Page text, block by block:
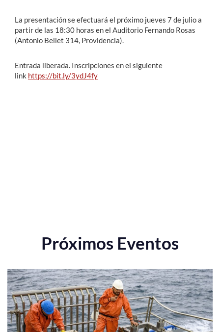
La presentación se efectuará el próximo jueves 7 de julio a
partir de las 18:30 horas en el Auditorio Fernando Rosas
(Antonio Bellet 314, Providencia).
Entrada liberada. Inscripciones en el siguiente
link https://bit.ly/3ydJ4fy
Próximos Eventos